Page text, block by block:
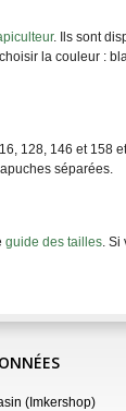
. Ils sont
la couleur :
128, 146 et 158
séparées.
guide des tailles .
(Imkershop)